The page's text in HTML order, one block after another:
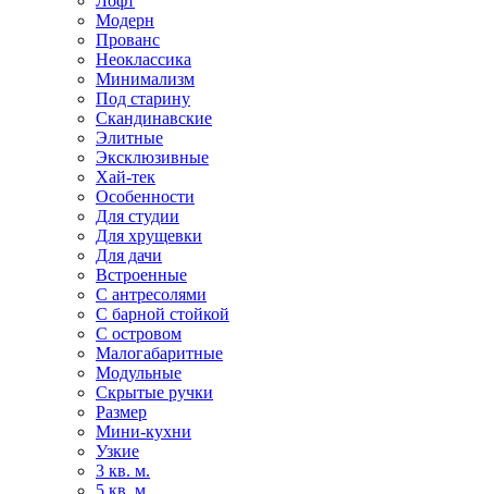
Модерн
Прованс
Неоклассика
Минимализм
Под старину
Скандинавские
Элитные
Эксклюзивные
Хай-тек
Особенности
Для студии
Для хрущевки
Для дачи
Встроенные
С антресолями
С барной стойкой
С островом
Малогабаритные
Модульные
Скрытые ручки
Размер
Мини-кухни
Узкие
3 кв. м.
5 кв. м.